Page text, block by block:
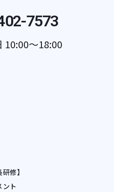
7573
10:00〜18:00
修】
ト